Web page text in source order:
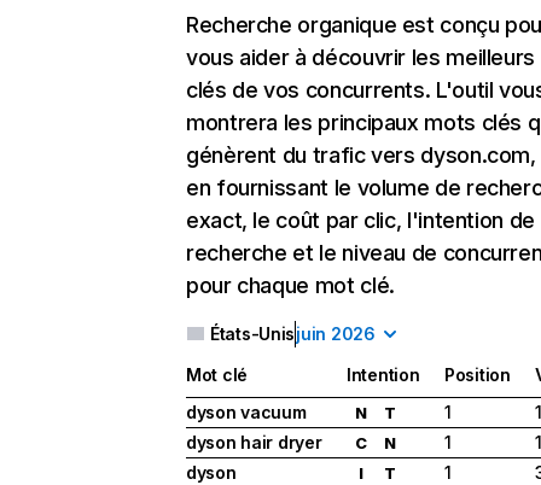
Recherche organique est conçu
vous aider à découvrir les
clés de vos concurrents. L'outil
montrera les principaux mots clés
génèrent du trafic vers
en fournissant le volume de
exact, le coût par clic, l'intention de
recherche et le niveau de
pour chaque mot clé.
États-Unisjuin 2026
Mot clé Intention Position
dyson vacuum
N T 1
dyson hair dryer
C N 1
dyson
I T 1